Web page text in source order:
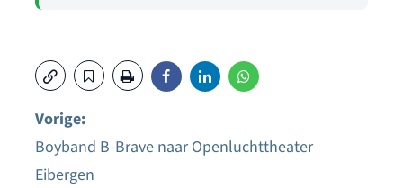
Bericht
Vorige:
Boyband B-Brave naar Openluchttheater
Eibergen